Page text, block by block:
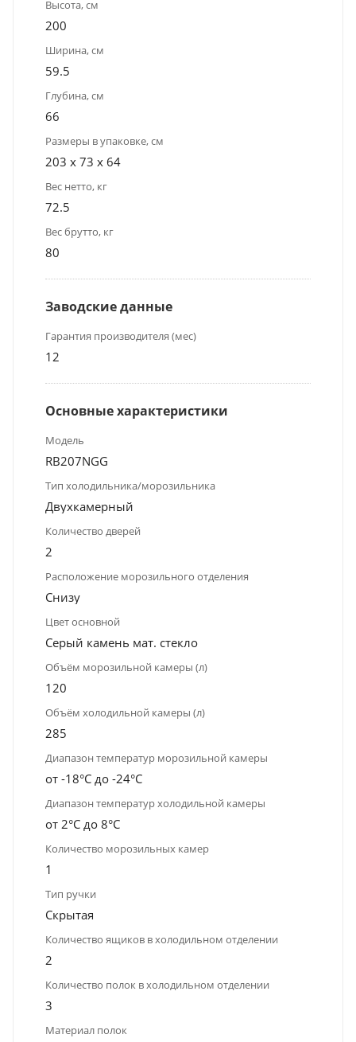
Высота, см
200
Ширина, см
59.5
Глубина, см
66
Размеры в упаковке, см
203 х 73 х 64
Вес нетто, кг
72.5
Вес брутто, кг
80
Заводские данные
Гарантия производителя (мес)
12
Основные характеристики
Модель
RB207NGG
Тип холодильника/морозильника
Двухкамерный
Количество дверей
2
Расположение морозильного отделения
Снизу
Цвет основной
Серый камень мат. стекло
Объём морозильной камеры (л)
120
Объём холодильной камеры (л)
285
Диапазон температур морозильной камеры
от -18°C до -24°C
Диапазон температур холодильной камеры
от 2°C до 8°C
Количество морозильных камер
1
Тип ручки
Скрытая
Количество ящиков в холодильном отделении
2
Количество полок в холодильном отделении
3
Материал полок